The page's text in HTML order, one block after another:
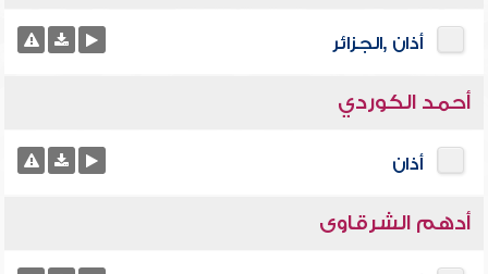
أذان ,الجزائر
أحمد الكوردي
أذان
أدهم الشرقاوى